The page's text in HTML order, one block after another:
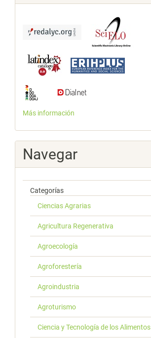
Más información
Navegar
Categorías
Ciencias Agrarias
Agricultura Regenerativa
Agroecología
Agroforestería
Agroindustria
Agroturismo
Ciencia y Tecnología de los Alimentos